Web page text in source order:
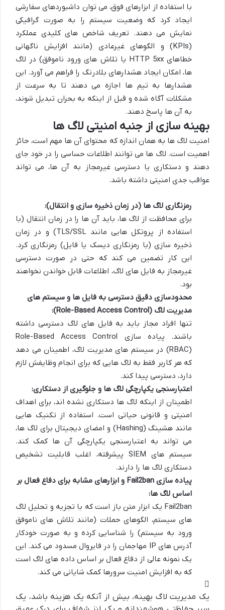
با استفاده از ابزارهای فوق، می توان داشبوردهای سفارشی
ایجاد کرد که وضعیت سیستم را به صورت گرافیکی
نمایش می دهند. تعریف شاخص های کلیدی عملکرد
(KPIs) و الگوهای غیرعادی (مانند افزایش ناگهانی
خطاهای HTTP 5xx یا تلاش های ورود ناموفق) در لاگ
ها، امکان ایجاد هشدارهای بلادرنگ را فراهم می آورد. این
هشدارها به تیم ها اجازه می دهند تا به سرعت از
مشکلات آگاه شده و قبل از اینکه به بحران تبدیل شوند،
به آن ها پاسخ دهند.
بهینه سازی از جنبه امنیتی لاگ ها
امنیت لاگ ها به همان اندازه که محتوای آن ها مهم است، حائز
اهمیت است. لاگ ها می توانند اطلاعات حساسی را در خود جای
دهند و دستکاری یا دسترسی غیرمجاز به آن ها، می تواند
عواقب جدی امنیتی داشته باشد.
رمزنگاری لاگ ها (در زمان ذخیره سازی و انتقال):
برای محافظت از لاگ ها، باید آن ها را در زمان انتقال (با
استفاده از پروتکل هایی مانند TLS/SSL) و در زمان
ذخیره سازی (با رمزنگاری دیسک یا فایل) رمزنگاری کرد.
این کار تضمین می کند که حتی در صورت دسترسی
غیرمجاز به فایل های لاگ، اطلاعات قابل خواندن نخواهند
بود.
محدودسازی دقیق دسترسی به فایل ها و سیستم های
مدیریت لاگ (Role-Based Access Control):
تنها افراد مجاز باید به فایل های لاگ دسترسی داشته
باشند. پیاده سازی Role-Based Access Control
(RBAC) در سیستم های مدیریت لاگ، اطمینان می دهد
که هر کاربر فقط به لاگ هایی که برای انجام وظایفش لازم
دارد، دسترسی پیدا کند.
اعتبارسنجی یکپارچگی لاگ ها و جلوگیری از دستکاری:
اطمینان از اینکه لاگ ها دستکاری نشده اند، برای اهداف
امنیتی و قانونی حیاتی است. استفاده از تکنیک هایی
مانند هشینگ (Hashing) و امضای دیجیتال برای لاگ ها،
می تواند به اعتبارسنجی یکپارچگی آن ها کمک کند.
سیستم های SIEM پیشرفته، اغلب قابلیت تشخیص
دستکاری لاگ ها را دارند.
پیاده سازی Fail2ban و ابزارهای مشابه برای دفاع فعال بر
اساس لاگ ها:
Fail2ban یک ابزار متن باز است که با تجزیه و تحلیل لاگ
های سیستم، الگوهای حملات (مانند تلاش های ناموفق
ورود به سیستم) را شناسایی کرده و به صورت خودکار
آدرس های IP مهاجمان را در فایروال مسدود می کند. این
یک نمونه عالی از دفاع فعال بر اساس داده های لاگ است
که به افزایش امنیت سرورها کمک شایانی می کند.
یک مدیریت لاگ بهینه، بیش از آنکه یک هزینه باشد، یک